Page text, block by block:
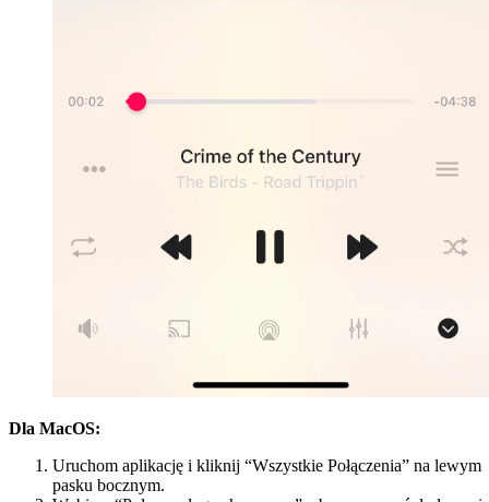
Dla MacOS:
Uruchom aplikację i kliknij “Wszystkie Połączenia” na lewym
pasku bocznym.